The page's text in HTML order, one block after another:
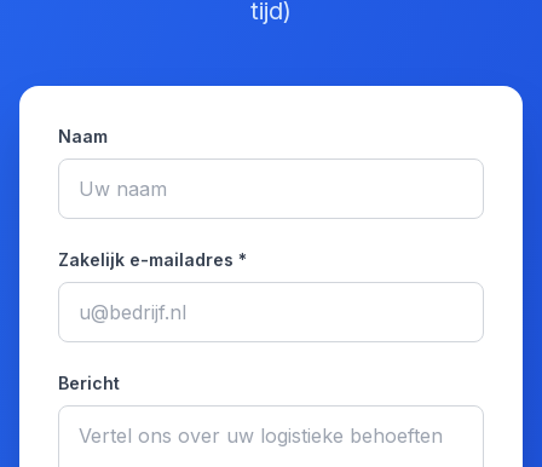
tijd)
Naam
Zakelijk e-mailadres *
Bericht